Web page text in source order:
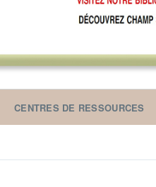
CENTRES DE RESSOURCES